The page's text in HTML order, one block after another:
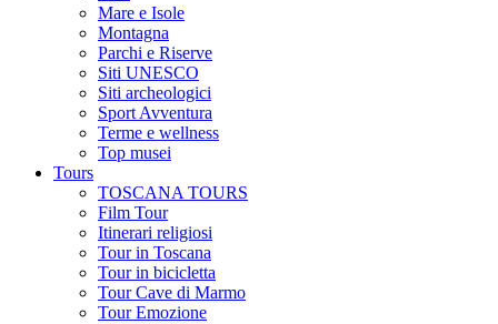
Mare e Isole
Montagna
Parchi e Riserve
Siti UNESCO
Siti archeologici
Sport Avventura
Terme e wellness
Top musei
Tours
TOSCANA TOURS
Film Tour
Itinerari religiosi
Tour in Toscana
Tour in bicicletta
Tour Cave di Marmo
Tour Emozione